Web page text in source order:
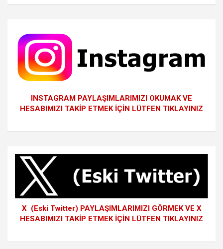
INSTAGRAM PAYLAŞIMLARIMIZI OKUMAK VE
HESABIMIZI TAKİP ETMEK İÇİN LÜTFEN TIKLAYINIZ
X (Eski Twitter) PAYLAŞIMLARIMIZI GÖRMEK VE X
HESABIMIZI TAKİP ETMEK İÇİN LÜTFEN TIKLAYINIZ